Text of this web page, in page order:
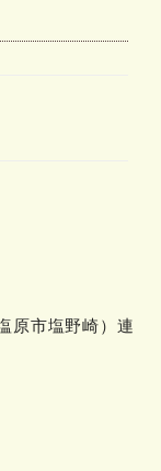
原市塩野崎）連